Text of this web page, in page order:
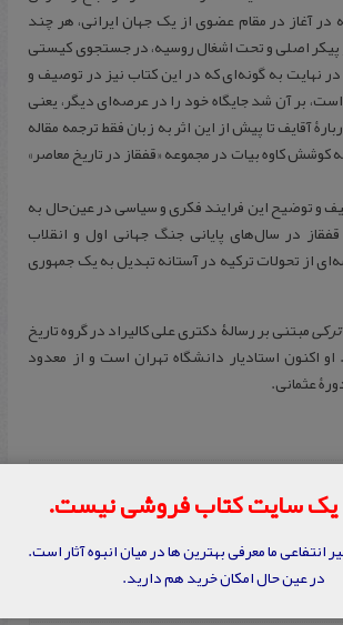
که در آغاز در مقام عضوی از یک جهان ایرانی، هر چند
پیکر اصلی و تحت اشغال روسیه، در جستجوی کیستی
نهایت به گونه‌ای که در این کتاب نیز در توصیف و
بر آن شد جایگاه خود را در عرصه‌ای دیگر، یعنی
آقایف تا پیش از این اثر به زبان فقط ترجمه مقاله
کوشش کاوه بیات در مجموعه «قفقاز در تاریخ معاصر»
و توضیح این فرایند فکری و سیاسی در عین‌حال به
در سال‌های پایانی جنگ جهانی اول و انقلاب
از تحولات ترکیه در آستانه تبدیل به یک جمهوری
ترکیمبتنی بر رسالۀ دکتری علی کالیراد در گروه تاریخ
اکنون استادیار دانشگاه تهران است و از معدود
عثمانی.
یک سایت کتاب فروشی نیست.
انتفاعی ما معرفی بهترین ها در میان انبوه آثار است.
در عین حال امکان خرید هم دارید.